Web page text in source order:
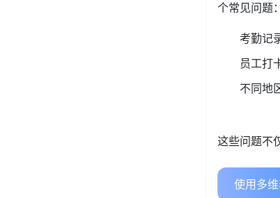
个常见问题：
考勤记
员工打
不同地
这些问题不
使用多